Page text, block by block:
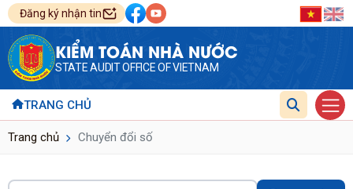
Đăng ký nhận tin
KIỂM TOÁN NHÀ NƯỚC
STATE AUDIT OFFICE OF VIETNAM
TRANG CHỦ
Trang chủ Chuyển đổi số